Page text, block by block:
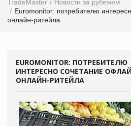
TradeMaster
Новости за рубежем
Euromonitor: потребителю
онлайн-ритейла
EUROMONITOR: ПОТРЕБИТЕЛЮ
ИНТЕРЕСНО СОЧЕТАНИЕ
ОНЛАЙН-РИТЕЙЛА